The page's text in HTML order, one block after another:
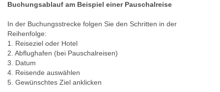
Buchungsablauf am Beispiel einer Pauschalreise
In der Buchungsstrecke folgen Sie den Schritten in der
Reihenfolge:
1. Reiseziel oder Hotel
2. Abflughafen (bei Pauschalreisen)
3. Datum
4. Reisende auswählen
5. Gewünschtes Ziel anklicken